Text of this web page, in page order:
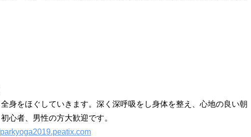
身をほぐしていきます。深く深呼吸をし身体を整え、心地の良い朝
心者、男性の方大歓迎です。